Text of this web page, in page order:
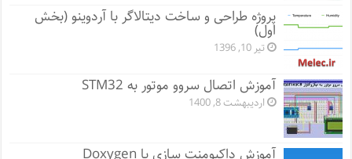
پروژه طراحی و ساخت دیتالاگر با آردوینو (بخش
اول)
تیر 10, 1396
آموزش اتصال سروو موتور به STM32
اردیبهشت 8, 1400